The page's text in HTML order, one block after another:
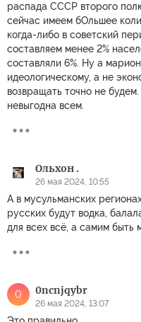
распада СССР второго
сейчас имеем бОльшее
когда-либо в советский
составляем менее 2%
составляли 6%. Ну а
идеологическому, а не
возвращать точно не
невыгодна всем.
Ольхон .
26 мая 2024, 10:55
А в мусульманских
русских будут водка,
для всех всё, а самим быть
0 0ncnjqybr
26 мая 2024, 13:07